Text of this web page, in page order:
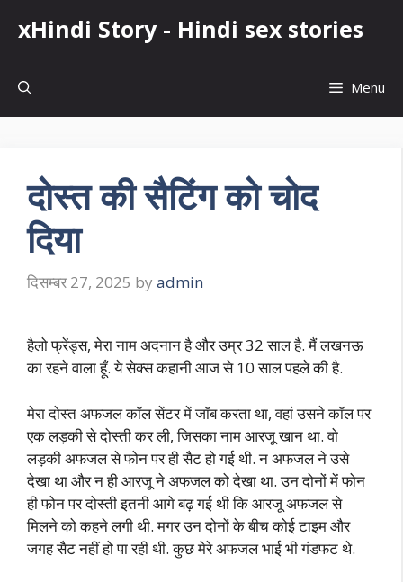
xHindi Story - Hindi sex stories
Menu
दोस्त की सैटिंग को चोद
दिया
दिसम्बर 27, 2025 by admin
हैलो फ्रेंड्स, मेरा नाम अदनान है और उम्र 32 साल है. मैं लखनऊ
का रहने वाला हूँ. ये सेक्स कहानी आज से 10 साल पहले की है.
मेरा दोस्त अफजल कॉल सेंटर में जॉब करता था, वहां उसने कॉल पर
एक लड़की से दोस्ती कर ली, जिसका नाम आरजू खान था. वो
लड़की अफजल से फोन पर ही सैट हो गई थी. न अफजल ने उसे
देखा था और न ही आरजू ने अफजल को देखा था. उन दोनों में फोन
ही फोन पर दोस्ती इतनी आगे बढ़ गई थी कि आरजू अफजल से
मिलने को कहने लगी थी. मगर उन दोनों के बीच कोई टाइम और
जगह सैट नहीं हो पा रही थी. कुछ मेरे अफजल भाई भी गंडफट थे.